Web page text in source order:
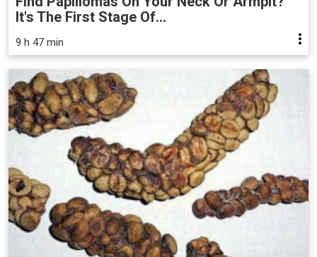
It's The First Stage Of...
9 h 47 min